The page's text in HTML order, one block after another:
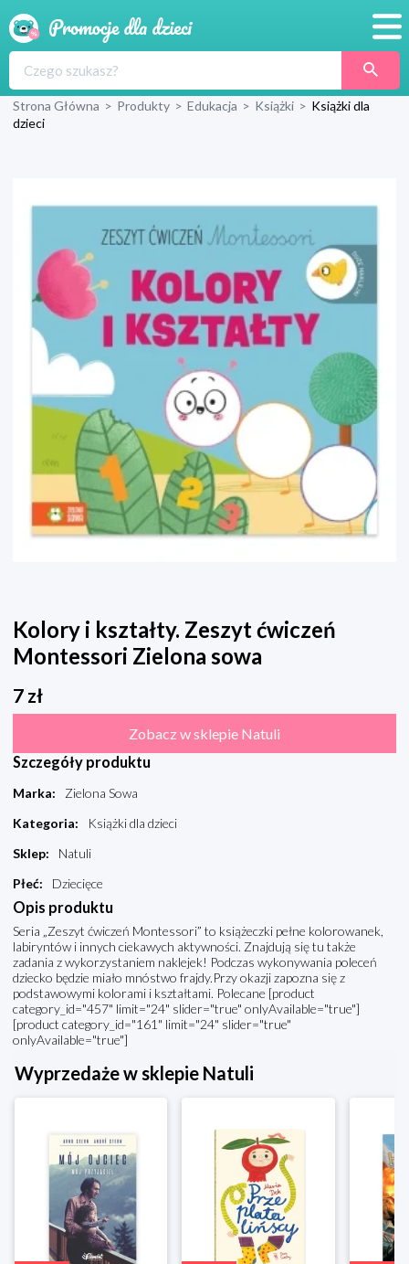
Produkty
Wyprawka
Strona Główna > Produkty > Edukacja > Książki > Książki dla
dzieci
Kolory i kształty. Zeszyt ćwiczeń
Montessori Zielona sowa
7 zł
Zobacz w sklepie Natuli
Szczegóły produktu
Marka:
Zielona Sowa
Kategoria:
Książki dla dzieci
Sklep:
Natuli
Płeć: Dziecięce
Opis produktu
Seria „Zeszyt ćwiczeń Montessori” to książeczki pełne kolorowanek,
labiryntów i innych ciekawych aktywności. Znajdują się tu także
zadania z wykorzystaniem naklejek! Podczas wykonywania poleceń
dziecko będzie miało mnóstwo frajdy.Przy okazji zapozna się z
podstawowymi kolorami i kształtami. Polecane [product
category_id="457" limit="24" slider="true" onlyAvailable="true"]
[product category_id="161" limit="24" slider="true"
onlyAvailable="true"]
Wyprzedaże w sklepie Natuli